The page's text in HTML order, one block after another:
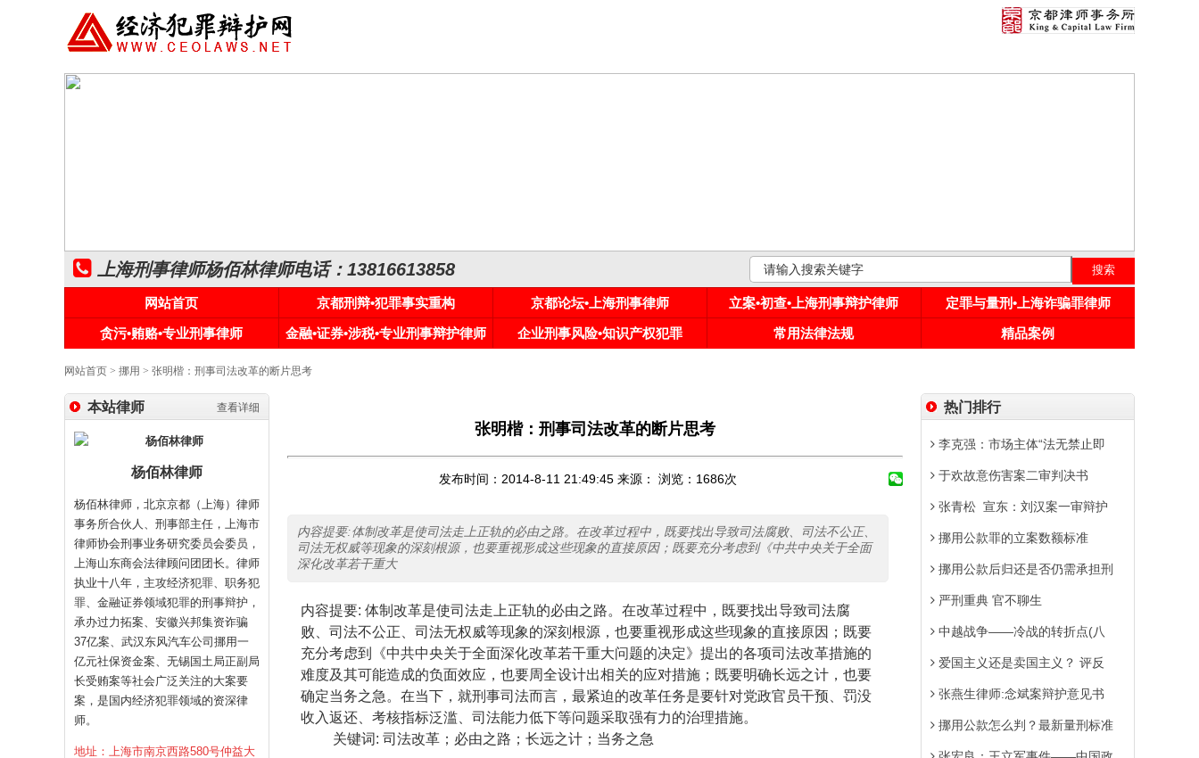
上海刑事律师杨佰林律师电话：13816613858
网站首页 京都刑辩•犯罪事实重构 京都论坛•上海刑事律师 立案•初查•上海刑事辩护律师
定罪与量刑•上海诈骗罪律师
贪污•贿赂•专业刑事律师
金融•证券•涉税•专业刑事辩护律师 企业刑事风险•知识产权犯罪 常用法律法规 精品案例
网站首页 > 挪用 > 张明楷：刑事司法改革的断片思考
查看详细
本站律师
杨佰林律师
杨佰林律师，北京京都（上海）律师
事务所合伙人、刑事部主任，上海市
律师协会刑事业务研究委员会委员，
上海山东商会法律顾问团团长。律师
执业十八年，主攻经济犯罪、职务犯
罪、金融证券领域犯罪的刑事辩护，
承办过力拓案、安徽兴邦集资诈骗
37亿案、武汉东风汽车公司挪用一
亿元社保资金案、无锡国土局正副局
长受贿案等社会广泛关注的大案要
案，是国内经济犯罪领域的资深律
师。
地址：上海市南京西路580号仲益大
张明楷：刑事司法改革的断片思考
发布时间：2014-8-11 21:49:45 来源： 浏览： 1686次
内容提要:体制改革是使司法走上正轨的必由之路。在改革过程中，既要找出导致司法腐败、司法不公正、
司法无权威等现象的深刻根源，也要重视形成这些现象的直接原因；既要充分考虑到《中共中央关于全面
深化改革若干重大
内容提要: 体制改革是使司法走上正轨的必由之路。在改革过程中，既要找出导致司法腐
败、司法不公正、司法无权威等现象的深刻根源，也要重视形成这些现象的直接原因；既要
充分考虑到《中共中央关于全面深化改革若干重大问题的决定》提出的各项司法改革措施的
难度及其可能造成的负面效应，也要周全设计出相关的应对措施；既要明确长远之计，也要
确定当务之急。在当下，就刑事司法而言，最紧迫的改革任务是要针对党政官员干预、罚没
收入返还、考核指标泛滥、司法能力低下等问题采取强有力的治理措施。
关键词: 司法改革；必由之路；长远之计；当务之急
热门排行
李克强：市场主体“法无禁止即
于欢故意伤害案二审判决书
张青松 宣东：刘汉案一审辩护
挪用公款罪的立案数额标准
挪用公款后归还是否仍需承担刑
严刑重典 官不聊生
中越战争——冷战的转折点(八
爱国主义还是卖国主义？ 评反
张燕生律师:念斌案辩护意见书
挪用公款怎么判？最新量刑标准